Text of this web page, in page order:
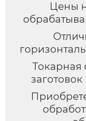
Цены
Токарная